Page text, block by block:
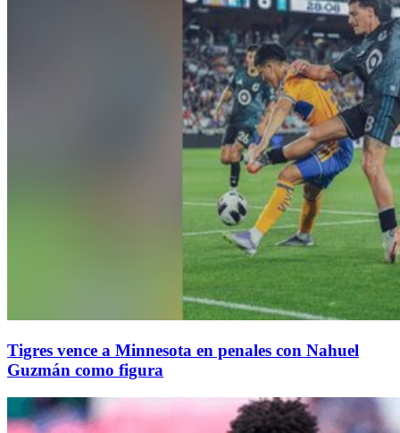
Tigres vence a Minnesota en penales con Nahuel
Guzmán como figura